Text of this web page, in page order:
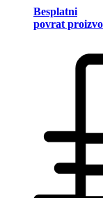
Besplatni
povrat